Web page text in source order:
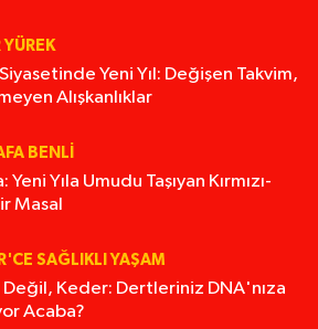
YÜREK
Yeni Yıl: Değişen Takvim,
Alışkanlıklar
BENLI
Yeni Yıla Umudu Taşıyan Kırmızı-
Masal
SAĞLIKLI YAŞAM
Değil, Keder: Dertleriniz DNA'nıza
Acaba?